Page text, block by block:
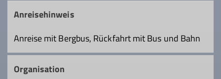
Anreisehinweis
Anreise mit Bergbus, Rückfahrt mit Bus und Bahn
Organisation